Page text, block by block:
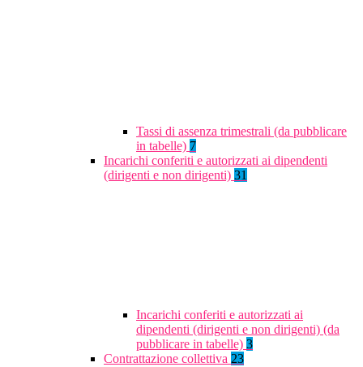
Tassi di assenza trimestrali (da pubblicare
in tabelle) 7
Incarichi conferiti e autorizzati ai dipendenti
(dirigenti e non dirigenti) 31
Incarichi conferiti e autorizzati ai
dipendenti (dirigenti e non dirigenti) (da
pubblicare in tabelle) 3
Contrattazione collettiva 23